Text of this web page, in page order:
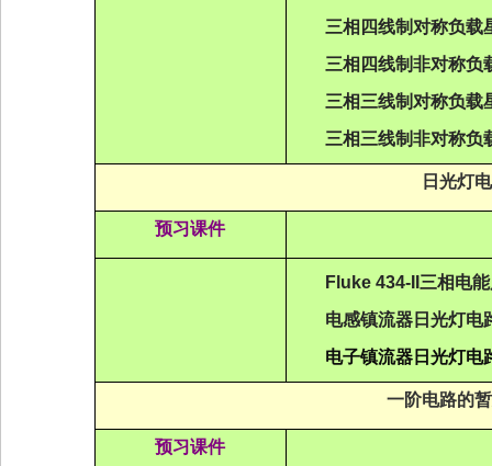
三相 四线制 对称负载
三相 四线制非对称负
三相三线制 对称负载
三相三线制非对称负
日光灯
预习课件
Fluke 434-II 三相电
电感镇流器日光灯电
电子镇流器日光灯电
一阶电路的
预习课件